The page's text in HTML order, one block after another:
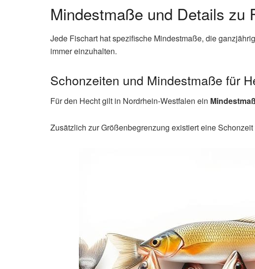
Mindestmaße und Details zu
Jede Fischart hat spezifische Mindestmaße, die
immer einzuhalten.
Schonzeiten und Mindestmaße für
Für den Hecht gilt in Nordrhein-Westfalen ein
Zusätzlich zur Größenbegrenzung existiert eine